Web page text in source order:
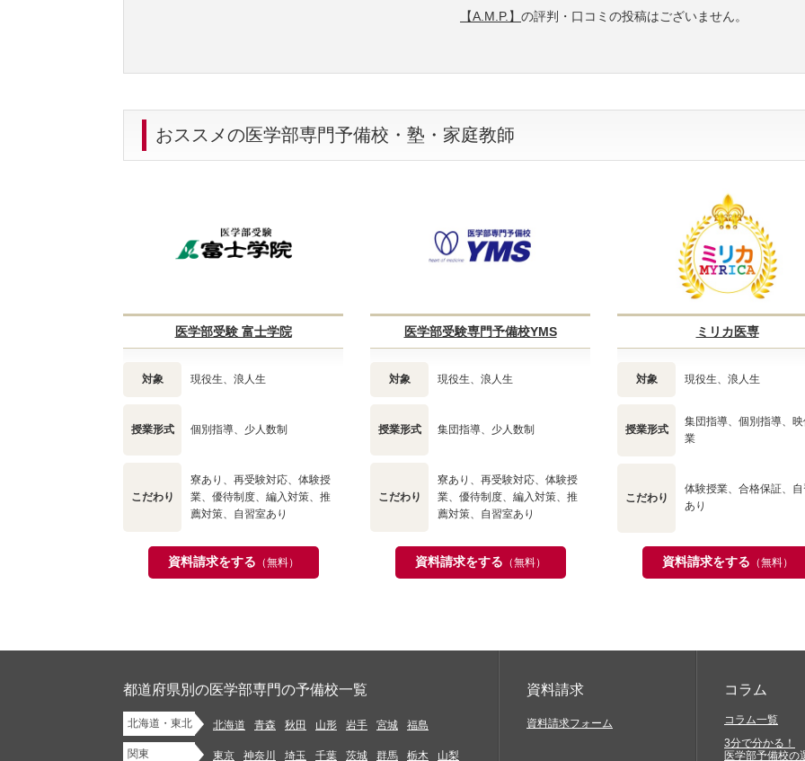
【A.M.P.】 の評判・口コミの投稿はございません。
おススメの医学部専門予備校・塾・家庭教師
医学部受験 富士学院
対象 現役生、浪人生
授業形式 個別指導、少人数制
こだわり
寮あり、再受験対応、体験授
業、優待制度、編入対策、推
薦対策、自習室あり
資料請求をする （無料）
医学部受験専門予備校YMS
対象 現役生、浪人生
授業形式 集団指導、少人数制
こだわり
寮あり、再受験対応、体験授
業、優待制度、編入対策、推
薦対策、自習室あり
資料請求をする （無料）
ミリカ医専
対象 現役生、浪人生
授業形式
集団指導、個別指導、
業
こだわり
体験授業、合格保証、
あり
資料請求をする （無料）
都道府県別の医学部専門の予備校一覧
北海道・東北 北海道 青森 秋田 山形 岩手 宮城 福島
関東 東京 神奈川 埼玉 千葉 茨城 群馬 栃木 山梨
資料請求
資料請求フォーム
コラム
コラム一覧
3分で分かる！
医学部予備校の